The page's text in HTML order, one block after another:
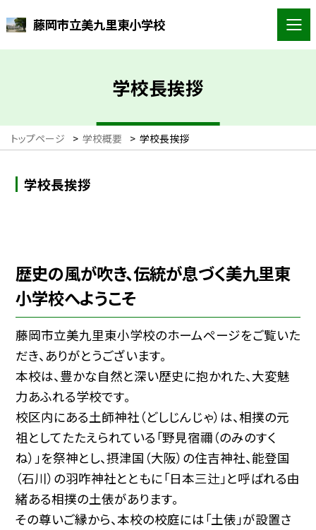
藤岡市立美九里東小学校
学校長挨拶
トップページ > 学校概要 > 学校長挨拶
学校長挨拶
歴史の風が吹き、伝統が息づく美九里東
小学校へようこそ
藤岡市立美九里東小学校のホームページをご覧いた
だき、ありがとうございます。
本校は、豊かな自然と深い歴史に抱かれた、大変魅
力あふれる学校です。
校区内にある土師神社（どしじんじゃ） は、相撲の元
祖としてたたえられている「野見宿禰（のみのすく
ね）」を祭神とし、摂津国（大阪）の住吉神社、能登国
（石川）の羽咋神社とともに「日本三辻」と呼ばれる由
緒ある相撲の土俵があります。
その尊いご縁から、本校の校庭には「土俵」が設置さ